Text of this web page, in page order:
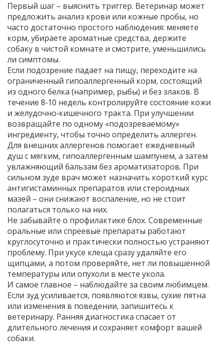
Первый шаг – выяснить триггер. Ветеринар может
предложить анализ крови или кожные пробы, но
часто достаточно простого наблюдения: меняете
корм, убираете ароматные средства, держите
собаку в чистой комнате и смотрите, уменьшились
ли симптомы.
Если подозрение падает на пищу, переходите на
ограниченный гипоаллергенный корм, состоящий
из одного белка (например, рыбы) и без злаков. В
течение 8‑10 недель контролируйте состояние кожи
и желудочно‑кишечного тракта. При улучшении
возвращайте по одному «подозреваемому»
ингредиенту, чтобы точно определить аллерген.
Для внешних аллергенов помогает ежедневный
душ с мягким, гипоаллергенным шампунем, а затем
увлажняющий бальзам без ароматизаторов. При
сильном зуде врач может назначить короткий курс
антигистаминных препаратов или стероидных
мазей – они снижают воспаление, но не стоит
полагаться только на них.
Не забывайте о профилактике блох. Современные
оральные или спреевые препараты работают
круглосуточно и практически полностью устраняют
проблему. При укусе клеща сразу удаляйте его
щипцами, а потом проверяйте, нет ли повышенной
температуры или опухоли в месте укола.
И самое главное – наблюдайте за своим любимцем.
Если зуд усиливается, появляются язвы, сухие пятна
или изменения в поведении, запишитесь к
ветеринару. Ранняя диагностика спасает от
длительного лечения и сохраняет комфорт вашей
собаки.